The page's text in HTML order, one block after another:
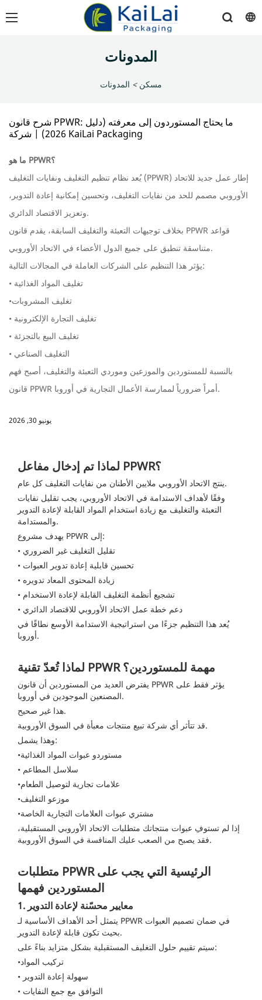
المدونات
مسكن > المدونات
شرح قانون PPWR: ما يحتاج المستوردون إلى معرفته (دليل
2026) | شركة KaiLai Packaging
ما هو PPWR؟
يُعد نظام تنظيم التغليف ونفايات التغليف (PPWR) إطار عمل جديد للاتحاد
الأوروبي مصمم للحد من نفايات التغليف، وتحسين إمكانية إعادة التدوير،
وتعزيز الاقتصاد الدائري.
بخلاف توجيهات التعبئة والتغليف السابقة، يقدم قانون PPWR قواعد
متناسقة تنطبق على جميع الدول الأعضاء في الاتحاد الأوروبي.
يؤثر هذا التنظيم على الشركات العاملة في المجالات التالية:
• تغليف المواد الغذائية
•تغليف المشروبات
• تغليف التجارة الإلكترونية
• تغليف البيع بالتجزئة
• التغليف الصناعي
بالنسبة للمستوردين والموزعين وموردي التعبئة والتغليف، أصبح فهم
قانون PPWR أمراً ضرورياً لممارسة الأعمال التجارية في أوروبا.
يونيو 30, 2026
لماذا تم إدخال مفاعل PPWR؟
ينتج الاتحاد الأوروبي ملايين الأطنان من نفايات التغليف كل عام.
وفقًا لأهداف الاستدامة في الاتحاد الأوروبي، يجب تقليل نفايات
التعبئة والتغليف مع زيادة استخدام المواد القابلة لإعادة التدوير
والمستدامة.
يهدف مشروع PPWR إلى:
• تقليل التغليف غير الضروري
• تحسين قابلية إعادة تدوير العبوات
• زيادة المحتوى المعاد تدويره
• تشجيع أنظمة التغليف القابلة لإعادة الاستخدام
• دعم خطة عمل الاتحاد الأوروبي للاقتصاد الدائري
يُعد هذا التنظيم جزءًا من استراتيجية الاستدامة الأوسع نطاقًا في
أوروبا.
لماذا تُعدّ تقنية PPWR مهمة للمستوردين؟
يفترض العديد من المستوردين أن قانون PPWR يؤثر فقط على
المصنعين الموجودين في أوروبا.
هذا غير صحيح.
قد تتأثر أي شركة تبيع منتجات معبأة في السوق الأوروبية.
وهذا يشمل:
•مستوردو عبوات المواد الغذائية
• سلاسل المطاعم
•علامات تجارية لتوصيل الطعام
•موزعو التغليف
•مشتري عبوات العلامات التجارية الخاصة
إذا لم تستوفِ عبوات منتجاتك متطلبات الاتحاد الأوروبي المستقبلية،
فقد يصبح من الصعب عليك المنافسة في السوق الأوروبية.
متطلبات PPWR الرئيسية التي يجب على
المستوردين فهمها
1. معايير محسّنة لإعادة التدوير
يتمثل أحد الأهداف الأساسية لـ PPWR في ضمان تصميم العبوات
بحيث تكون قابلة لإعادة التدوير.
سيتم تقييم حلول التغليف المستقبلية بشكل متزايد بناءً على:
•تركيب المواد
• سهولة إعادة التدوير
• التوافق مع جمع النفايات